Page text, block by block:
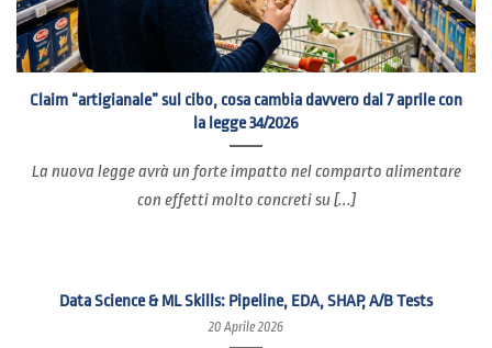
Claim “artigianale” sul cibo, cosa cambia davvero dal 7 aprile con
la legge 34/2026
La nuova legge avrà un forte impatto nel comparto alimentare
con effetti molto concreti su [...]
Data Science & ML Skills: Pipeline, EDA, SHAP, A/B Tests
20 Aprile 2026